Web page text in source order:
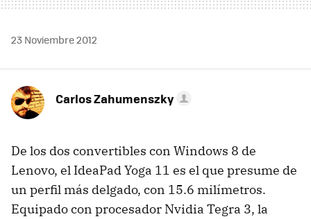
23 Noviembre 2012
Carlos Zahumenszky
De los dos convertibles con Windows 8 de
Lenovo, el IdeaPad Yoga 11 es el que presume de
un perfil más delgado, con 15.6 milímetros.
Equipado con procesador Nvidia Tegra 3, la